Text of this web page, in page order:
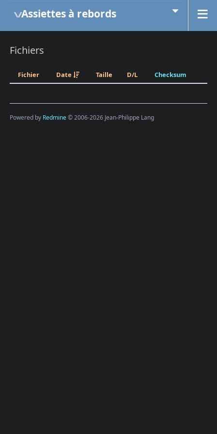
Assiettes à rebords
Fichiers
Fichier Date Taille D/L Checksum
Powered by Redmine© 2006-2026 Jean-Philippe Lang